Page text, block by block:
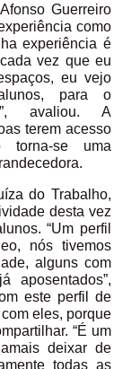
Guerreiro
como
experiência é
vez que eu
eu vejo
para o
avaliou. A
terem acesso
torna-se uma
do Trabalho,
desta vez
“Um perfil
nós tivemos
alguns com
este perfil de
eles, porque
“É um
deixar de
todas as